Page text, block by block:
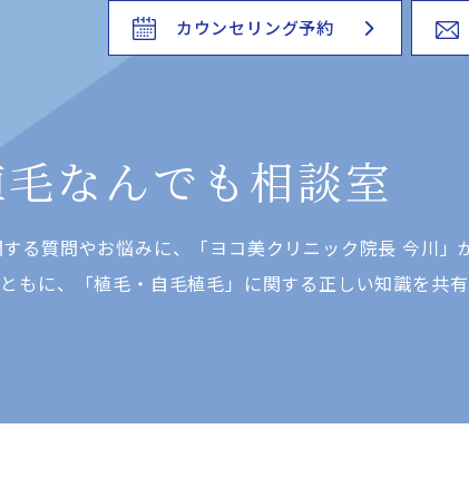
カウンセリング予約
なんでも相談室
る質問やお悩みに、「ヨコ美クリニック院⻑ 今川」
もに、「植⽑・⾃⽑植⽑」に関する正しい知識を共有